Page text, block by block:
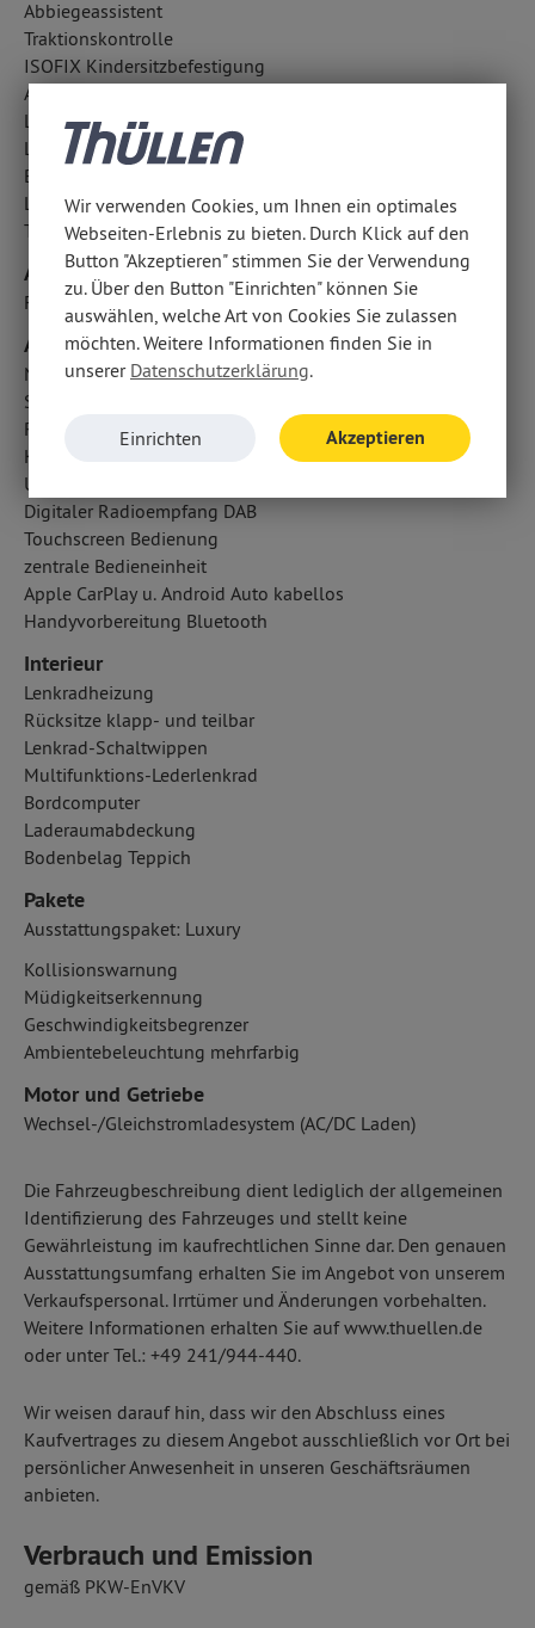
Abbiegeassistent
Traktionskontrolle
ISOFIX Kindersitzbefestigung
Aufmerksamkeitsassistent
LED-Tagfahrlicht
LED-Scheinwerfer
Bergabfahrhilfe
Lichtsensor
Totwinkel-Assistent
Airbags
Fahrer- /Beifahrerairbag
Audio & Kommunikation
Navigationssystem
Soundsystem: Infinity by Harman
Radio
Kabelloses Laden für Handys
USB Anschluss, Bluetooth Audiostreaming
Digitaler Radioempfang DAB
Touchscreen Bedienung
zentrale Bedieneinheit
Apple CarPlay u. Android Auto kabellos
Handyvorbereitung Bluetooth
Interieur
Lenkradheizung
Rücksitze klapp- und teilbar
Lenkrad-Schaltwippen
Multifunktions-Lederlenkrad
Bordcomputer
Laderaumabdeckung
Bodenbelag Teppich
Pakete
Ausstattungspaket: Luxury
Kollisionswarnung
Müdigkeitserkennung
Geschwindigkeitsbegrenzer
Ambientebeleuchtung mehrfarbig
Motor und Getriebe
Wechsel-/Gleichstromladesystem (AC/DC Laden)
Die Fahrzeugbeschreibung dient lediglich der allgemeinen
Identifizierung des Fahrzeuges und stellt keine
Gewährleistung im kaufrechtlichen Sinne dar. Den genauen
Ausstattungsumfang erhalten Sie im Angebot von unserem
Verkaufspersonal. Irrtümer und Änderungen vorbehalten.
Weitere Informationen erhalten Sie auf www.thuellen.de
oder unter Tel.: +49 241/944-440.
Wir weisen darauf hin, dass wir den Abschluss eines
Kaufvertrages zu diesem Angebot ausschließlich vor Ort bei
persönlicher Anwesenheit in unseren Geschäftsräumen
anbieten.
Verbrauch und Emission
gemäß PKW-EnVKV
Wir verwenden Cookies, um Ihnen ein optimales
Webseiten-Erlebnis zu bieten. Durch Klick auf den
Button "Akzeptieren" stimmen Sie der Verwendung
zu. Über den Button "Einrichten" können Sie
auswählen, welche Art von Cookies Sie zulassen
möchten. Weitere Informationen finden Sie in
unserer Datenschutzerklärung.
Einrichten Akzeptieren